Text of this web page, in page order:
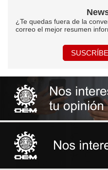
¿Te quedas fuera de la
correo el mejor resumen